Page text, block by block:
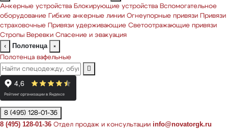
Анкерные устройства Блокирующие устройства Вспомогательное
оборудование
Гибкие анкерные линии Огнеупорные привязи
Привязи
страховочные
Привязи удерживающие Светоотражающие привязи
Стропы Веревки Спасение и эвакуация
‹
Полотенца
×
Полотенца вафельные
8 (495) 128-01-36
8 (495) 128-01-36 Отдел продаж и консультации info@novatorgk.ru